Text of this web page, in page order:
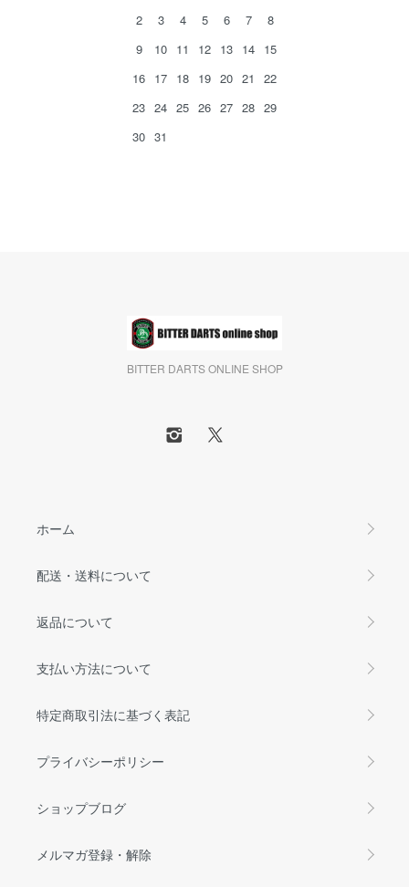
2
3 4 5 6 7
8
9
10 11 12 13 14 15
16 17 18 19 20 21
22
23 24 25 26 27 28 29
30 31
BITTER DARTS ONLINE SHOP
ホーム
配送・送料について
返品について
支払い方法について
特定商取引法に基づく表記
プライバシーポリシー
ショップブログ
メルマガ登録・解除